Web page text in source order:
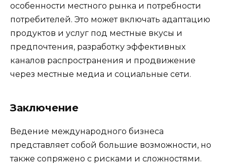
особенности местного рынка и потребности
потребителей. Это может включать адаптацию
продуктов и услуг под местные вкусы и
предпочтения, разработку эффективных
каналов распространения и продвижение
через местные медиа и социальные сети.
Заключение
Ведение международного бизнеса
представляет собой большие возможности, но
также сопряжено с рисками и сложностями.